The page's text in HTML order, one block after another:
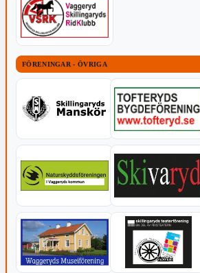
FÖRENINGAR - ÖVRIGA